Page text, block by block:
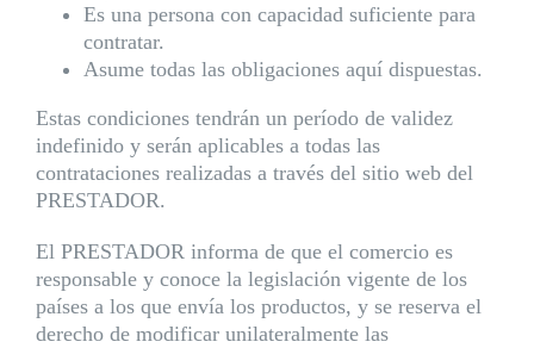
Es una persona con capacidad suficiente para
contratar.
Asume todas las obligaciones aquí dispuestas.
Estas condiciones tendrán un período de validez
indefinido y serán aplicables a todas las
contrataciones realizadas a través del sitio web del
PRESTADOR.
El PRESTADOR informa de que el comercio es
responsable y conoce la legislación vigente de los
países a los que envía los productos, y se reserva el
derecho de modificar unilateralmente las